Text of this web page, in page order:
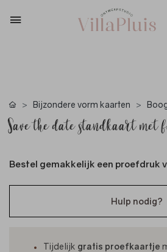
Bijzondere vorm kaarten
Save the date standkaart
Bestel gemakkelijk een proefdruk
Hulp nodig?
Tijdelijk gratis proefkaartje